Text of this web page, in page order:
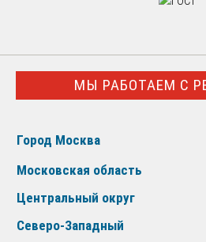
МЫ РАБОТАЕМ С
Город Москва
Московская область
Центральный округ
Северо-Западный